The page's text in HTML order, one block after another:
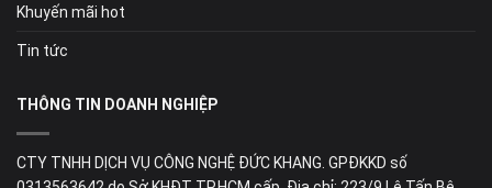
Khuyến mãi hot
Tin tức
THÔNG TIN DOANH NGHIỆP
CTY TNHH DỊCH VỤ CÔNG NGHỆ ĐỨC KHANG. GPĐKKD số